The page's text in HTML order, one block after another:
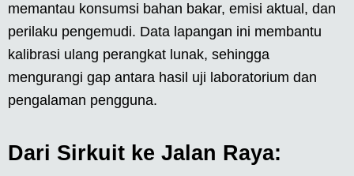
memantau konsumsi bahan bakar, emisi aktual, dan
perilaku pengemudi. Data lapangan ini membantu
kalibrasi ulang perangkat lunak, sehingga
mengurangi gap antara hasil uji laboratorium dan
pengalaman pengguna.
Dari Sirkuit ke Jalan Raya: